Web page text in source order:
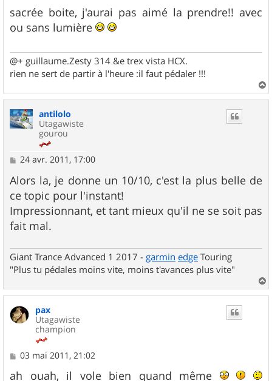
s
s
a
sacrée boite, j'aurai pas aimé la prendre!! avec
ou sans lumière
@+ guillaume.Zesty 314 &e trex vista HCX.
rien ne sert de partir à l'heure :il faut pédaler !!!
a
antilolo
Utagawiste
gourou
M
s
s
a
g
e
24 avr. 2011, 17:00
Alors la, je donne un 10/10, c'est la plus belle de
ce topic pour l'instant!
Impressionnant, et tant mieux qu'il ne se soit pas
fait mal.
Giant Trance Advanced 1 2017 - garmin edge Touring
"Plus tu pédales moins vite, moins t'avances plus vite"
a
pax
Utagawiste
champion
M
s
03 mai 2011, 21:02
ah ouah, il vole bien quand même